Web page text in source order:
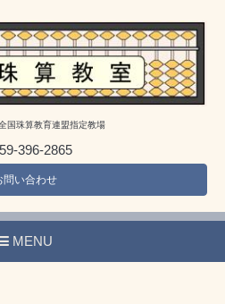
国珠算教育連盟指定教場
396-2865
問い合わせ
MENU